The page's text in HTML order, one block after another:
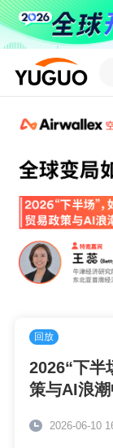
回放
2026“下半
策与AI浪
2026-06-10